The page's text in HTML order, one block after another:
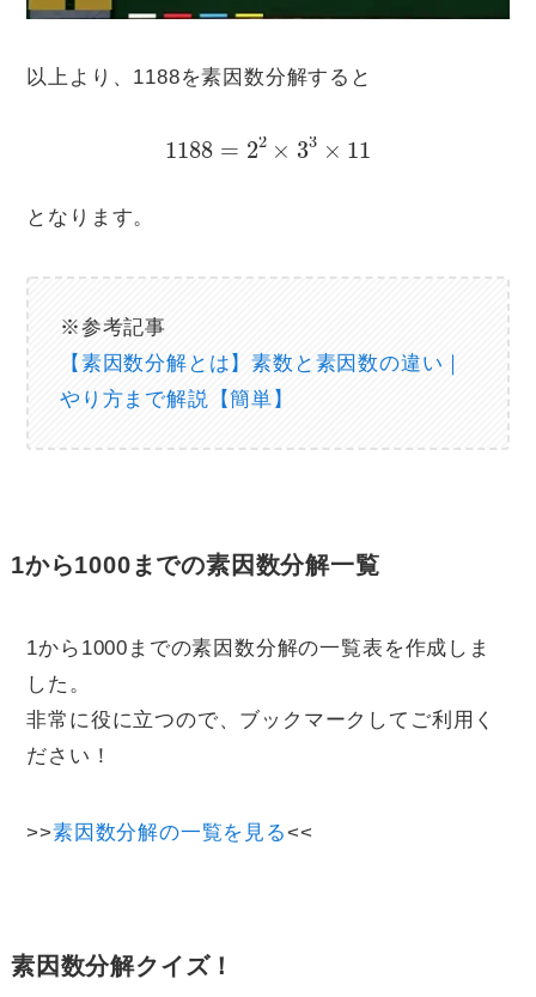
以上より、1188を素因数分解すると
1188 22 33 11
となります。
※参考記事
【素因数分解とは】素数と素因数の違い｜
やり方まで解説【簡単】
1から1000までの素因数分解一覧
1から1000までの素因数分解の一覧表を作成しま
した。
非常に役に立つので、ブックマークしてご利用く
ださい！
>>素因数分解の一覧を見る<<
素因数分解クイズ！